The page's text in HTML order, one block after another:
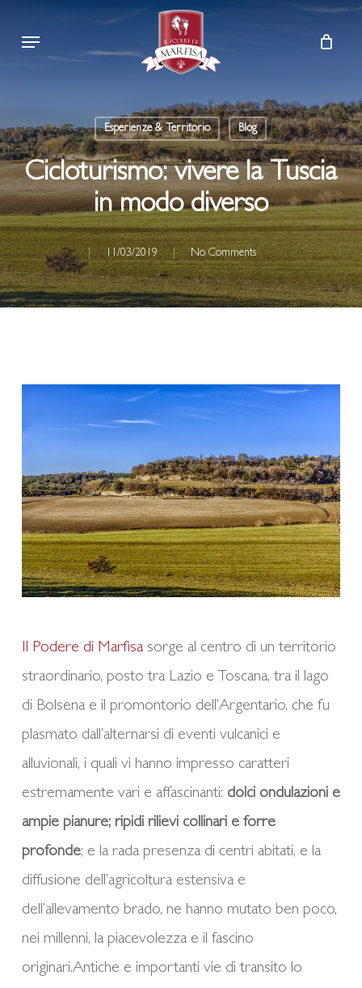
Menu
Esperienze & Territorio Blog
Cicloturismo: vivere la Tuscia
in modo diverso
11/03/2019 No Comments
Il Podere di Marfisasorge al centro di un territorio
straordinario, posto tra Lazio e Toscana, tra il lago
di Bolsena e il promontorio dell’Argentario, che fu
plasmato dall’alternarsi di eventi vulcanici e
alluvionali, i quali vi hanno impresso caratteri
estremamente vari e affascinanti: dolci ondulazioni e
ampie pianure; ripidi rilievi collinari e forre
profonde; e la rada presenza di centri abitati, e la
diffusione dell’agricoltura estensiva e
dell’allevamento brado, ne hanno mutato ben poco,
nei millenni, la piacevolezza e il fascino
originari.Antiche e importanti vie di transito lo